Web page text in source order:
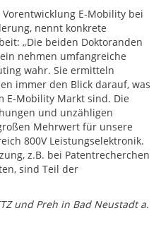
E-Mobility bei
nennt konkrete
„Die beiden Doktoranden
nehmen umfangreiche
wahr. Sie ermitteln
immer den Blick darauf, was
E-Mobility Markt sind. Die
und unzähligen
Mehrwert für unsere
800V Leistungselektronik.
z.B. bei Patentrecherchen
sind Teil der
und Preh in Bad Neustadt a.